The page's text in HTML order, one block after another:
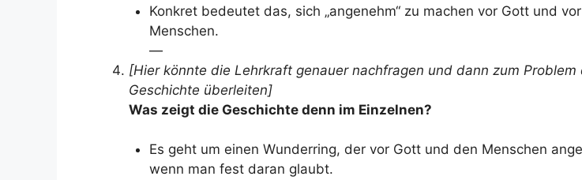
Konkret bedeutet das, sich „angenehm“ zu machen vor Gott und
Menschen.
—
[Hier könnte die Lehrkraft genauer nachfragen und dann zum Problem
Geschichte überleiten]
Was zeigt die Geschichte denn im Einzelnen?
Es geht um einen Wunderring, der vor Gott und den Menschen
wenn man fest daran glaubt.